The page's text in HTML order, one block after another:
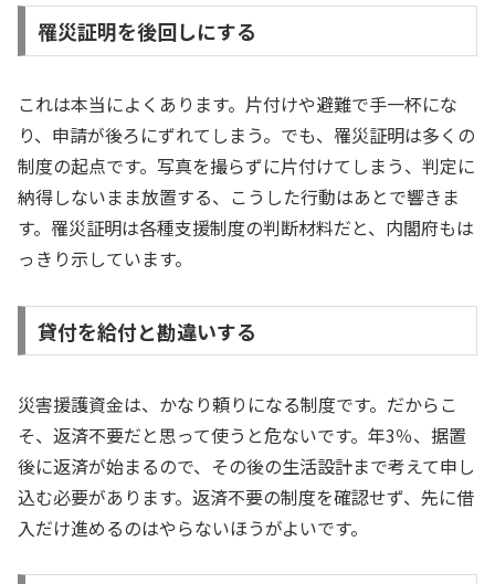
罹災証明を後回しにする
これは本当によくあります。片付けや避難で手一杯にな
り、申請が後ろにずれてしまう。でも、罹災証明は多くの
制度の起点です。写真を撮らずに片付けてしまう、判定に
納得しないまま放置する、こうした行動はあとで響きま
す。罹災証明は各種支援制度の判断材料だと、内閣府もは
っきり示しています。
貸付を給付と勘違いする
災害援護資金は、かなり頼りになる制度です。だからこ
そ、返済不要だと思って使うと危ないです。年3％、据置
後に返済が始まるので、その後の生活設計まで考えて申し
込む必要があります。返済不要の制度を確認せず、先に借
入だけ進めるのはやらないほうがよいです。